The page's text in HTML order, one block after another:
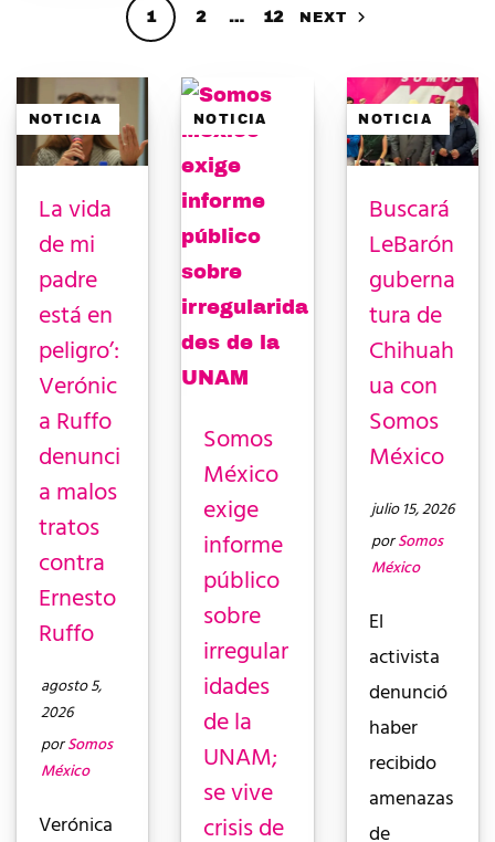
1 2 … 12 NEXT
NOTICIA
La vida
de mi
padre
está en
peligro’:
Verónic
a Ruffo
denunci
a malos
tratos
contra
Ernesto
Ruffo
agosto 5,
2026
porSomos
México
Verónica
NOTICIA
Somos
México
exige
informe
público
sobre
irregular
idades
de la
UNAM;
se vive
crisis de
NOTICIA
Buscará
LeBarón
guberna
tura de
Chihuah
ua con
Somos
México
julio 15, 2026
porSomos
México
El
activista
denunció
haber
recibido
amenazas
de